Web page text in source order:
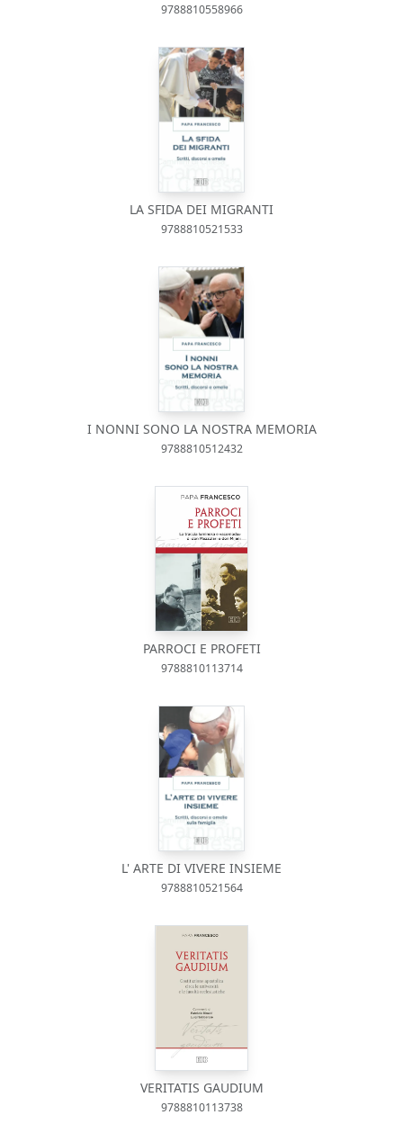
9788810558966
LA SFIDA DEI MIGRANTI
9788810521533
I NONNI SONO LA NOSTRA MEMORIA
9788810512432
PARROCI E PROFETI
9788810113714
L' ARTE DI VIVERE INSIEME
9788810521564
VERITATIS GAUDIUM
9788810113738